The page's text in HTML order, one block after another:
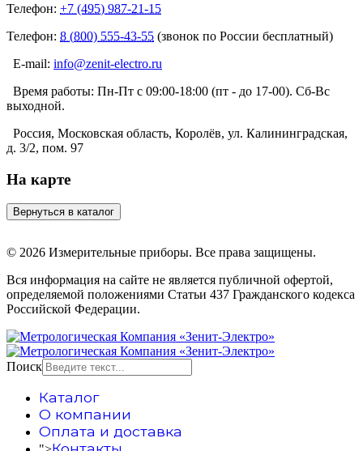
Телефон: +7 (495) 987-21-15
Телефон: 8 (800) 555-43-55 (звонок по России бесплатный)
E-mail: info@zenit-electro.ru
Время работы: Пн-Пт с 09:00-18:00 (пт - до 17-00). Сб-Вс
выходной.
Россия, Московская область, Королёв, ул. Калининградская,
д. 3/2, пом. 97
На карте
© 2026 Измерительные приборы. Все права защищены.
Вся информация на сайте не является публичной офертой,
определяемой положениями Статьи 437 Гражданского кодекса
Российской Федерации.
Поиск
Каталог
О компании
Оплата и доставка